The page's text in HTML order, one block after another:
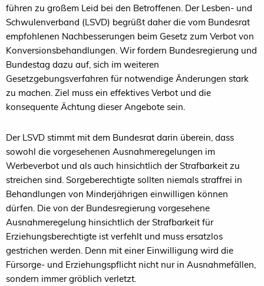
führen zu großem Leid bei den Betroffenen. Der Lesben- und
Schwulenverband (LSVD) begrüßt daher die vom Bundesrat
empfohlenen Nachbesserungen beim Gesetz zum Verbot von
Konversionsbehandlungen. Wir fordern Bundesregierung und
Bundestag dazu auf, sich im weiteren
Gesetzgebungsverfahren für notwendige Änderungen stark
zu machen. Ziel muss ein effektives Verbot und die
konsequente Ächtung dieser Angebote sein.
Der LSVD stimmt mit dem Bundesrat darin überein, dass
sowohl die vorgesehenen Ausnahmeregelungen im
Werbeverbot und als auch hinsichtlich der Strafbarkeit zu
streichen sind. Sorgeberechtigte sollten niemals straffrei in
Behandlungen von Minderjährigen einwilligen können
dürfen. Die von der Bundesregierung vorgesehene
Ausnahmeregelung hinsichtlich der Strafbarkeit für
Erziehungsberechtigte ist verfehlt und muss ersatzlos
gestrichen werden. Denn mit einer Einwilligung wird die
Fürsorge- und Erziehungspflicht nicht nur in Ausnahmefällen,
sondern immer gröblich verletzt.